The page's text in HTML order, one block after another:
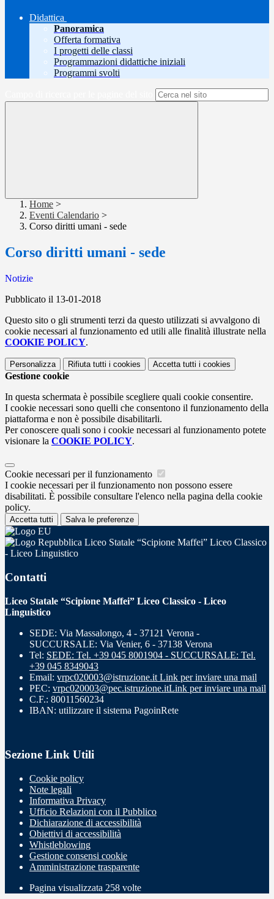
Didattica
Panoramica
Offerta formativa
I progetti delle classi
Programmazioni didattiche iniziali
Programmi svolti
Home >
Eventi Calendario >
Corso diritti umani - sede
Corso diritti umani - sede
Notizie
Pubblicato il 13-01-2018
Questo sito o gli strumenti terzi da questo utilizzati si avvalgono di
cookie necessari al funzionamento ed utili alle finalità illustrate nella
COOKIE POLICY.
Personalizza Rifiuta tutti i cookies Accetta tutti i cookies
Gestione cookie
In questa schermata è possibile scegliere quali cookie consentire.
I cookie necessari sono quelli che consentono il funzionamento della
piattaforma e non è possibile disabilitarli.
Per conoscere quali sono i cookie necessari al funzionamento potete
visionare la COOKIE POLICY.
Cookie necessari per il funzionamento
I cookie necessari per il funzionamento non possono essere
disabilitati. È possibile consultare l'elenco nella pagina della cookie
policy.
Accetta tutti Salva le preferenze
Liceo Statale “Scipione Maffei” Liceo Classico
- Liceo Linguistico
Contatti
Liceo Statale “Scipione Maffei” Liceo Classico - Liceo
Linguistico
SEDE: Via Massalongo, 4 - 37121 Verona -
SUCCURSALE: Via Venier, 6 - 37138 Verona
Tel: SEDE: Tel. +39 045 8001904 - SUCCURSALE: Tel.
+39 045 8349043
Email: vrpc020003@istruzione.it Link per inviare una mail
PEC: vrpc020003@pec.istruzione.itLink per inviare una mail
C.F.: 80011560234
IBAN: utilizzare il sistema PagoinRete
Sezione Link Utili
Cookie policy
Note legali
Informativa Privacy
Ufficio Relazioni con il Pubblico
Dichiarazione di accessibilità
Obiettivi di accessibilità
Whistleblowing
Gestione consensi cookie
Amministrazione trasparente
Pagina visualizzata 258 volte